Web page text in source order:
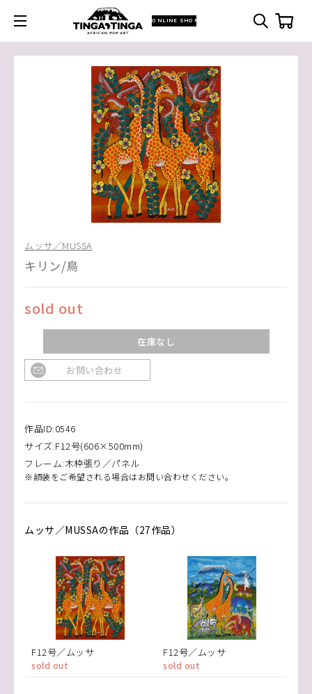
ONLINE SHOP
ムッサ／MUSSA
キリン/鳥
sold out
在庫なし
お問い合わせ
作品ID:0546
サイズ:F12号(606×500mm)
フレーム:木枠張り／パネル
※額装をご希望される場合はお問い合わせください。
ムッサ／MUSSAの作品（27作品）
F12号／ムッサ
sold out
F12号／ムッサ
sold out